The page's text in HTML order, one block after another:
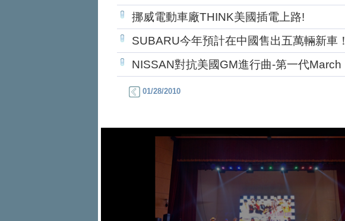
挪威電動車廠THINK美國插電上路!
SUBARU今年預計在中國售出五萬輛新車！
NISSAN對抗美國GM進行曲-第一代March
01/28/2010